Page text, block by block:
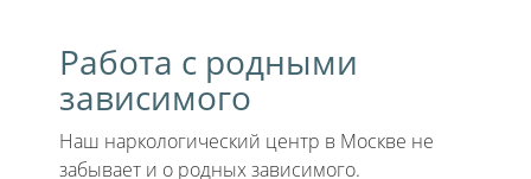
Работа с родными
зависимого
Наш наркологический центр в Москве не
забывает и о родных зависимого.